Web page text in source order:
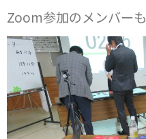
Zoom参加のメンバーも